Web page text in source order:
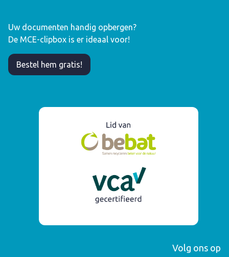
Uw documenten handig opbergen?
De MCE-clipbox is er ideaal voor!
Bestel hem gratis!
Volg ons op